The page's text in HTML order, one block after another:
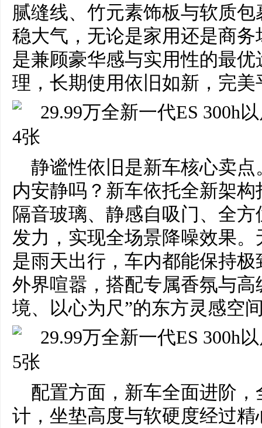
腻缝线、竹元素饰板与软质
稳大气，无论是家用还是商
是兼顾豪华感与实用性的最
理，长期使用依旧如新，完
静谧性依旧是新车核心卖
内安静吗？新车依托全新架
隔音玻璃、静感自吸门、全
发力，实现全场景降噪效果
是雨天出行，车内都能保持
外界喧嚣，搭配专属香氛与
境、以心为尺”的东方灵感空
配置方面，新车全面进阶
计，坐垫高度与软硬度经过